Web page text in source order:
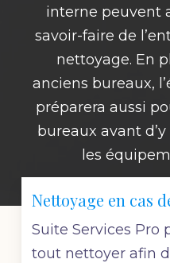
interne peuvent
savoir-faire de
nettoyage. En
anciens bureaux,
préparera aussi
bureaux avant
les
Nettoyage en cas
Suite Services Pro
tout nettoyer afin